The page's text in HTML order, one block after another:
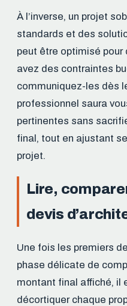
À l’inverse, un projet
standards et des
peut être optimisé pour
avez des contraintes
communiquez-les dès
professionnel saura
pertinentes sans
final, tout en ajustant
projet.
Lire,
devis
Une fois les premiers
phase délicate de
montant final affiché, il
décortiquer chaque